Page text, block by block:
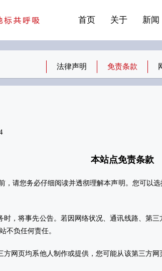
首页 关于
新闻
法律声明 免责条款
本站点免责条款
，请您务必仔细阅读并透彻理解本声明。您可以
，将事先公告。若因网络状况、通讯线路、第
不负任何责任。
网页均系他人制作或提供，您可能从该第三方